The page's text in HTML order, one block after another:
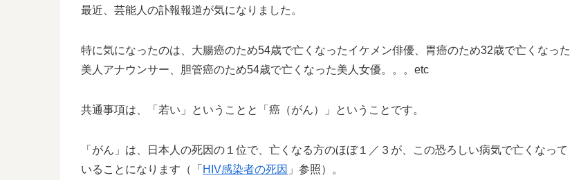
最近、芸能人の訃報報道が気になりました。
特に気になったのは、大腸癌のため54歳で亡くなったイケメン俳優、胃癌のため32歳で亡くなった
美人アナウンサー、胆管癌のため54歳で亡くなった美人女優。。。etc
共通事項は、「若い」ということと「癌（がん）」ということです。
「がん」は、日本人の死因の１位で、亡くなる方のほぼ１／３が、この恐ろしい病気で亡くなって
いることになります（「 HIV感染者の死因 」参照）。